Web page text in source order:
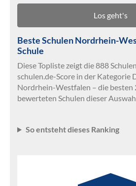
Los geht's
Beste Schulen Nordrhein-
Schule
Diese Topliste zeigt die 888
schulen.de-Score in der Kategorie
Nordrhein-Westfalen – die besten
bewerteten Schulen dieser
So entsteht dieses Ranking